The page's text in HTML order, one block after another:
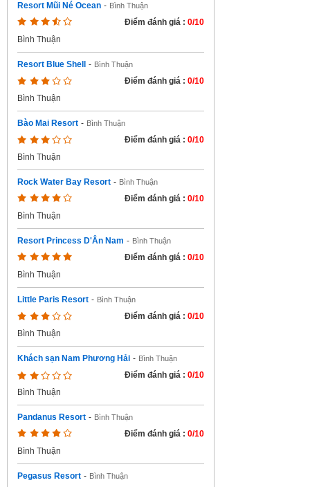
Resort Mũi Né Ocean - Bình Thuận
Điểm đánh giá : 0/10
Bình Thuận
Resort Blue Shell - Bình Thuận
Điểm đánh giá : 0/10
Bình Thuận
Bào Mai Resort - Bình Thuận
Điểm đánh giá : 0/10
Bình Thuận
Rock Water Bay Resort - Bình Thuận
Điểm đánh giá : 0/10
Bình Thuận
Resort Princess D'Ân Nam - Bình Thuận
Điểm đánh giá : 0/10
Bình Thuận
Little Paris Resort - Bình Thuận
Điểm đánh giá : 0/10
Bình Thuận
Khách sạn Nam Phương Hải - Bình Thuận
Điểm đánh giá : 0/10
Bình Thuận
Pandanus Resort - Bình Thuận
Điểm đánh giá : 0/10
Bình Thuận
Pegasus Resort - Bình Thuận